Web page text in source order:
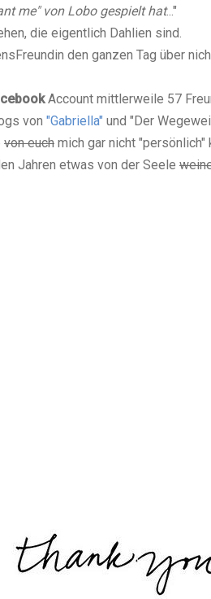
me" von Lobo gespielt hat..."
die eigentlich Dahlien sind.
den ganzen Tag über
Account mittlerweile 57
von "Gabriella" und "Der
von euch mich gar nicht "persönlich"
Jahren etwas von der Seele